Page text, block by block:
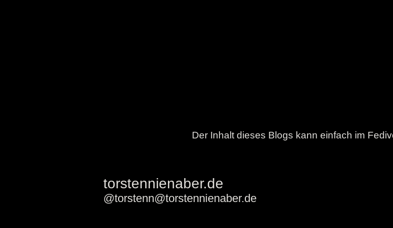
Der Inhalt dieses Blogs kann einfach im
torstennienaber.de
@torstenn@torstennienaber.de